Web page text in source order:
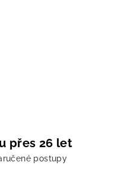
přes 26 let
postupy